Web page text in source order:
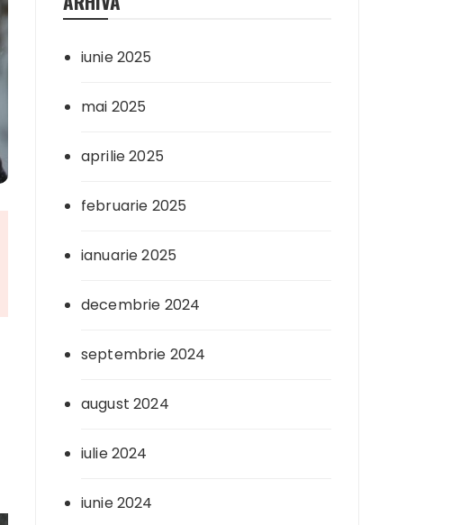
iunie 2025
mai 2025
aprilie 2025
februarie 2025
ianuarie 2025
decembrie 2024
septembrie 2024
august 2024
iulie 2024
iunie 2024